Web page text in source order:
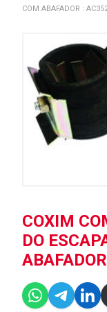
COM ABAFADOR :
COXIM
DO